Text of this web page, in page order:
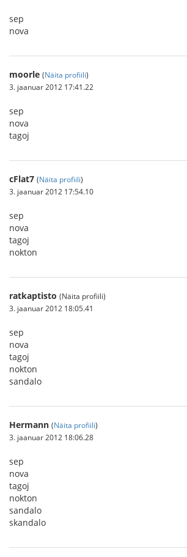
sep
nova
moorle (Näita profiili)
3. jaanuar 2012 17:41.22
sep
nova
tagoj
cFlat7 (Näita profiili)
3. jaanuar 2012 17:54.10
sep
nova
tagoj
nokton
ratkaptisto (Näita profiili)
3. jaanuar 2012 18:05.41
sep
nova
tagoj
nokton
sandalo
Hermann (Näita profiili)
3. jaanuar 2012 18:06.28
sep
nova
tagoj
nokton
sandalo
skandalo